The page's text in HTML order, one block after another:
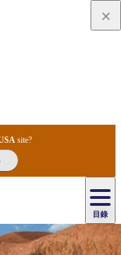
site?
目錄